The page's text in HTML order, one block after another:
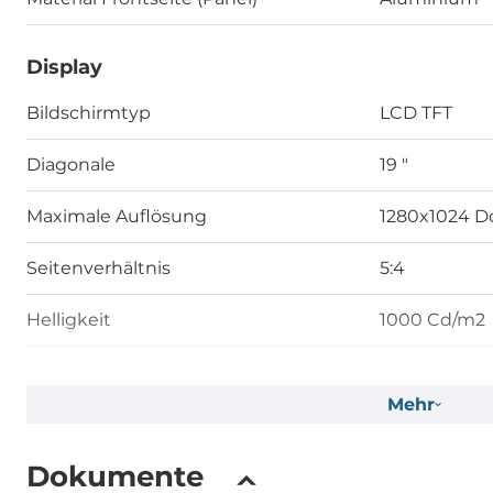
Display
Bildschirmtyp LCD TFT
Diagonale 19 "
Maximale Auflösung 1280x1024
Seitenverhältnis 5:4
Helligkeit 1000 Cd/m2
Mehr
Dokumente